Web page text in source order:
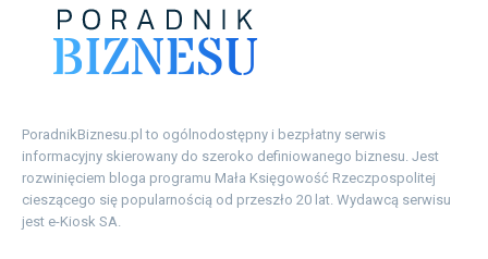
PoradnikBiznesu.pl to ogólnodostępny i bezpłatny serwis
informacyjny skierowany do szeroko definiowanego biznesu. Jest
rozwinięciem bloga programu Mała Księgowość Rzeczpospolitej
cieszącego się popularnością od przeszło 20 lat. Wydawcą serwisu
jest e-Kiosk SA.